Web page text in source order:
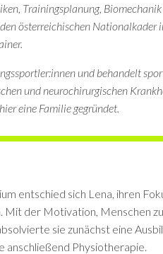
Trainingsplanung,
österreichischen Nationalkader
und behandelt
und neurochirurgischen
eine Familie gegründet.
entschied sich Lena, ihren
Mit der Motivation, Menschen
sie zunächst eine
Physiotherapie.